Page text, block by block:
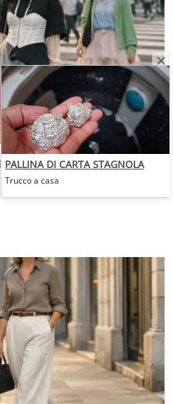
style di Tokyo da copiare
PALLINA DI CARTA STAGNOLA
Trucco a casa